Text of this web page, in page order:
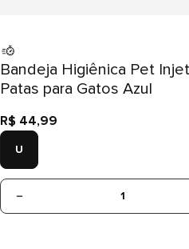
Bandeja Higiênica Pet
Patas para Gatos Azul
R$ 44,99
U
1